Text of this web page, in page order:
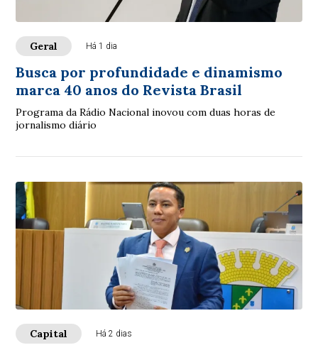
Geral Há 1 dia
Busca por profundidade e dinamismo
marca 40 anos do Revista Brasil
Programa da Rádio Nacional inovou com duas horas de
jornalismo diário
Capital Há 2 dias